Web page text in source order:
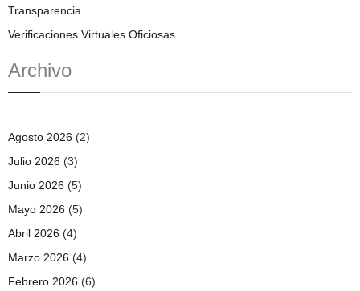
Transparencia
Verificaciones Virtuales Oficiosas
Archivo
Agosto 2026 (2)
Julio 2026 (3)
Junio 2026 (5)
Mayo 2026 (5)
Abril 2026 (4)
Marzo 2026 (4)
Febrero 2026 (6)